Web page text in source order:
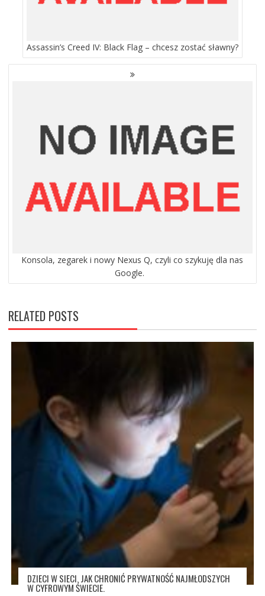
Assassin’s Creed IV: Black Flag – chcesz zostać sławny?
Konsola, zegarek i nowy Nexus Q, czyli co szykuję dla nas
Google.
RELATED POSTS
DZIECI W SIECI. JAK CHRONIĆ PRYWATNOŚĆ NAJMŁODSZYCH
W CYFROWYM ŚWIECIE.